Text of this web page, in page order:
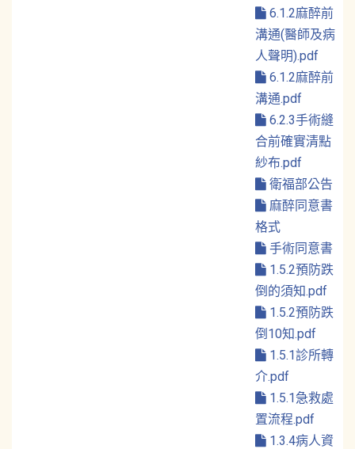
6.1.2麻醉前
溝通(醫師及病
人聲明).pdf
6.1.2麻醉前
溝通.pdf
6.2.3手術縫
合前確實清點
紗布.pdf
衛福部公告
麻醉同意書
格式
手術同意書
1.5.2預防跌
倒的須知.pdf
1.5.2預防跌
倒10知.pdf
1.5.1診所轉
介.pdf
1.5.1急救處
置流程.pdf
1.3.4病人資